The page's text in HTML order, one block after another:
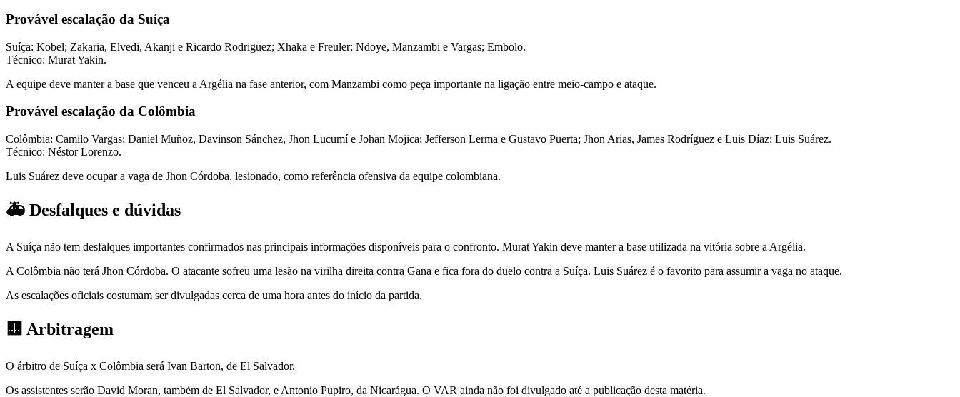
Provável escalação da Suíça
Suíça: Kobel; Zakaria, Elvedi, Akanji e Ricardo Rodriguez; Xhaka e Freuler; Ndoye, Manzambi e Vargas; Embolo.
Técnico: Murat Yakin.
A equipe deve manter a base que venceu a Argélia na fase anterior, com Manzambi como peça importante na ligação entre meio-campo e ataque.
Provável escalação da Colômbia
Colômbia: Camilo Vargas; Daniel Muñoz, Davinson Sánchez, Jhon Lucumí e Johan Mojica; Jefferson Lerma e Gustavo Puerta; Jhon Arias, James Rodríguez e Luis Díaz; Luis Suárez.
Técnico: Néstor Lorenzo.
Luis Suárez deve ocupar a vaga de Jhon Córdoba, lesionado, como referência ofensiva da equipe colombiana.
🚑 Desfalques e dúvidas
A Suíça não tem desfalques importantes confirmados nas principais informações disponíveis para o confronto. Murat Yakin deve manter a base utilizada na vitória sobre a Argélia.
A Colômbia não terá Jhon Córdoba. O atacante sofreu uma lesão na virilha direita contra Gana e fica fora do duelo contra a Suíça. Luis Suárez é o favorito para assumir a vaga no ataque.
As escalações oficiais costumam ser divulgadas cerca de uma hora antes do início da partida.
🟨 Arbitragem
O árbitro de Suíça x Colômbia será Ivan Barton, de El Salvador.
Os assistentes serão David Moran, também de El Salvador, e Antonio Pupiro, da Nicarágua. O VAR ainda não foi divulgado até a publicação desta matéria.